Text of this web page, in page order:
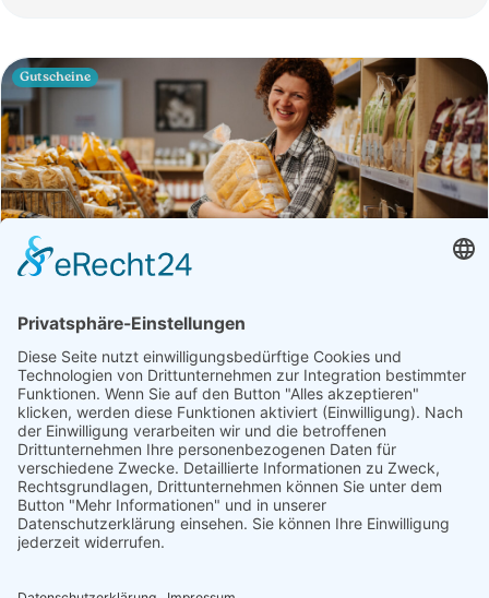
Nudelfabrik & Markt Cafe
Fisch, Fleisch, Gastronomie, Geschenke, Getränke,
Getreideprodukte, Gourmet-Zutaten, Handwerk, Honig,
Aufstriche & Co, Milchprodukte, Obst & Gemüse, Süßes &
Snacks, Weitere Hofprodukte
Produktübersicht
Aceto Balsamico, Algensalz, Aroma-Öl, Backerbsen,
Bärlauchnudeln, Bärlauchsalz, Bier, Blütensalz,
Gutscheine